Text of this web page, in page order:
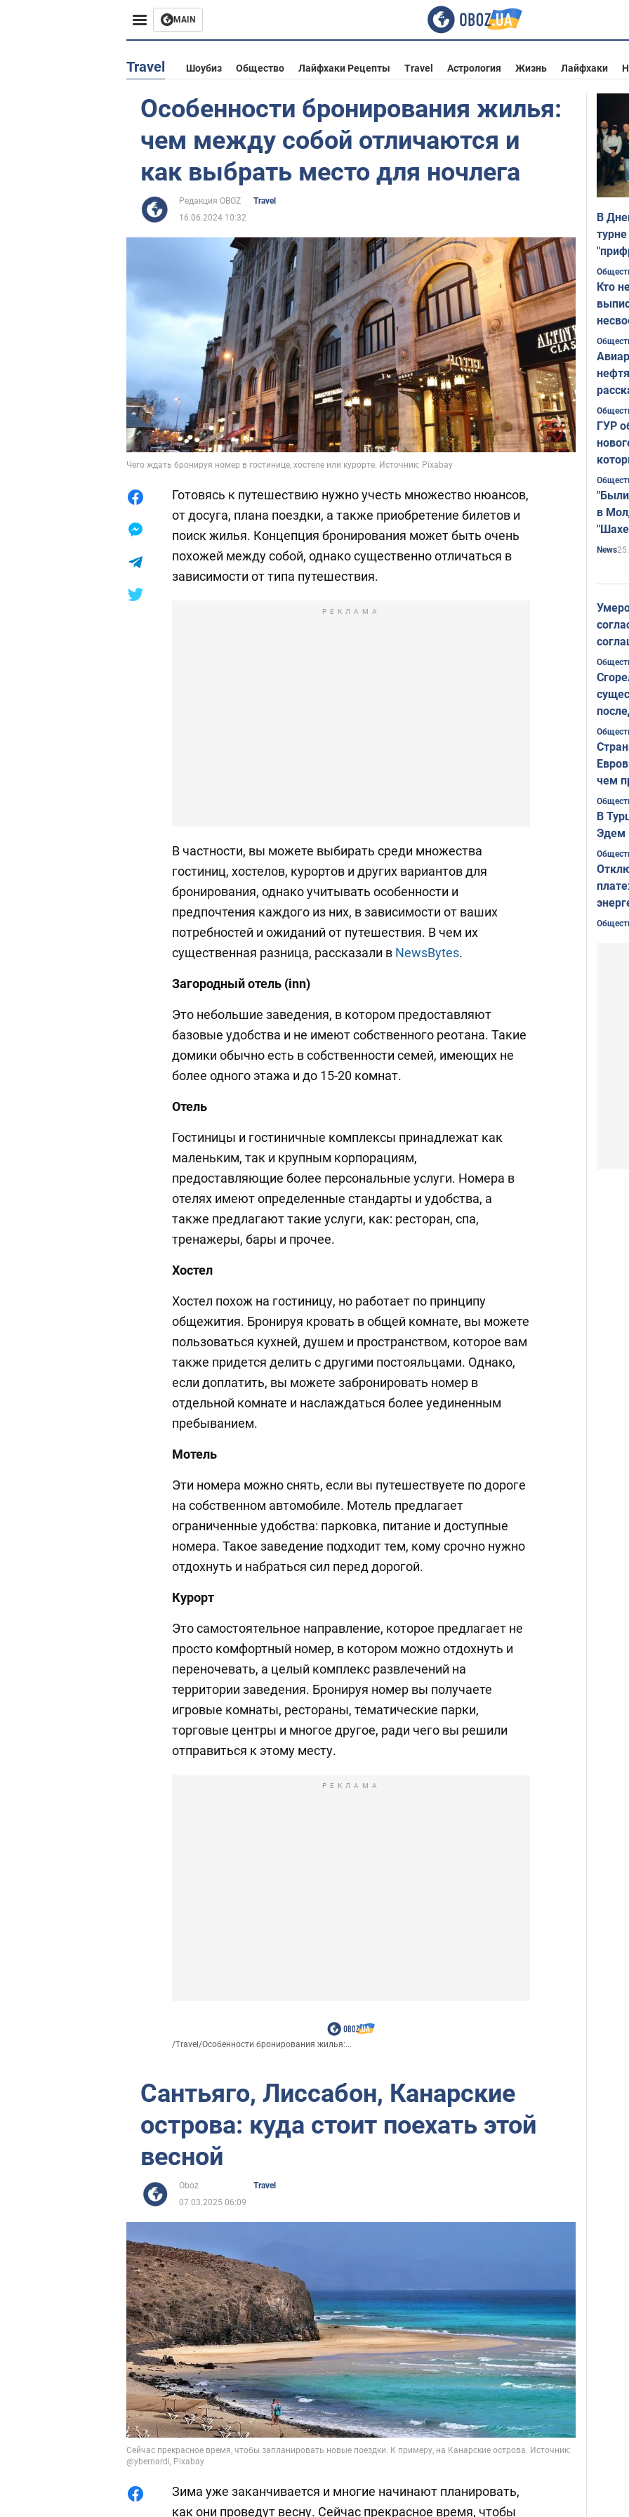
MAIN
Европа
Жизнь
Travel Шоубиз Общество Лайфхаки Рецепты Travel Астрология Жизнь Лайфхаки
Особенности бронирования жилья:
чем между собой отличаются и
как выбрать место для ночлега
Редакция OBOZ
Travel
16.06.2024 10:32
Чего ждать бронируя номер в гостинице, хостеле или курорте. Источник: Pixabay
Готовясь к путешествию нужно учесть множество нюансов,
от досуга, плана поездки, а также приобретение билетов и
поиск жилья. Концепция бронирования может быть очень
похожей между собой, однако существенно отличаться в
зависимости от типа путешествия.
РЕКЛАМА
В частности, вы можете выбирать среди множества
гостиниц, хостелов, курортов и других вариантов для
бронирования, однако учитывать особенности и
предпочтения каждого из них, в зависимости от ваших
потребностей и ожиданий от путешествия. В чем их
существенная разница, рассказали в NewsBytes.
Загородный отель (inn)
Это небольшие заведения, в котором предоставляют
базовые удобства и не имеют собственного реотана. Такие
домики обычно есть в собственности семей, имеющих не
более одного этажа и до 15-20 комнат.
Отель
Гостиницы и гостиничные комплексы принадлежат как
маленьким, так и крупным корпорациям,
предоставляющие более персональные услуги. Номера в
отелях имеют определенные стандарты и удобства, а
также предлагают такие услуги, как: ресторан, спа,
тренажеры, бары и прочее.
Хостел
Хостел похож на гостиницу, но работает по принципу
общежития. Бронируя кровать в общей комнате, вы можете
пользоваться кухней, душем и пространством, которое вам
также придется делить с другими постояльцами. Однако,
если доплатить, вы можете забронировать номер в
отдельной комнате и наслаждаться более уединенным
пребыванием.
Мотель
Эти номера можно снять, если вы путешествуете по дороге
на собственном автомобиле. Мотель предлагает
ограниченные удобства: парковка, питание и доступные
номера. Такое заведение подходит тем, кому срочно нужно
отдохнуть и набраться сил перед дорогой.
Курорт
Это самостоятельное направление, которое предлагает не
просто комфортный номер, в котором можно отдохнуть и
переночевать, а целый комплекс развлечений на
территории заведения. Бронируя номер вы получаете
игровые комнаты, рестораны, тематические парки,
торговые центры и многое другое, ради чего вы решили
отправиться к этому месту.
РЕКЛАМА
/Travel /Особенности бронирования жилья:...
Сантьяго, Лиссабон, Канарские
острова: куда стоит поехать этой
весной
Oboz
Travel
07.03.2025 06:09
Сейчас прекрасное время, чтобы запланировать новые поездки. К примеру, на Канарские острова. Источник:
@ybernardi, Pixabay
Зима уже заканчивается и многие начинают планировать,
как они проведут весну. Сейчас прекрасное время, чтобы
В
Кто
ГУР
в
News
чем
В
Эдем